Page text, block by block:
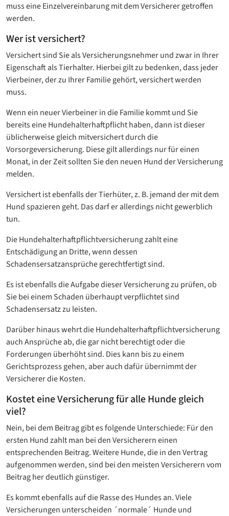
muss eine Einzelvereinbarung mit dem Versicherer getroffen
werden.
Wer ist versichert?
Versichert sind Sie als Versicherungsnehmer und zwar in Ihrer
Eigenschaft als Tierhalter. Hierbei gilt zu bedenken, dass jeder
Vierbeiner, der zu Ihrer Familie gehört, versichert werden
muss.
Wenn ein neuer Vierbeiner in die Familie kommt und Sie
bereits eine Hundehalterhaftpflicht haben, dann ist dieser
üblicherweise gleich mitversichert durch die
Vorsorgeversicherung. Diese gilt allerdings nur für einen
Monat, in der Zeit sollten Sie den neuen Hund der Versicherung
melden.
Versichert ist ebenfalls der Tierhüter, z. B. jemand der mit dem
Hund spazieren geht. Das darf er allerdings nicht gewerblich
tun.
Die Hundehalterhaftpflichtversicherung zahlt eine
Entschädigung an Dritte, wenn dessen
Schadensersatzansprüche gerechtfertigt sind.
Es ist ebenfalls die Aufgabe dieser Versicherung zu prüfen, ob
Sie bei einem Schaden überhaupt verpflichtet sind
Schadensersatz zu leisten.
Darüber hinaus wehrt die Hundehalterhaftpflichtversicherung
auch Ansprüche ab, die gar nicht berechtigt oder die
Forderungen überhöht sind. Dies kann bis zu einem
Gerichtsprozess gehen, aber auch dafür übernimmt der
Versicherer die Kosten.
Kostet eine Versicherung für alle Hunde gleich
viel?
Nein, bei dem Beitrag gibt es folgende Unterschiede: Für den
ersten Hund zahlt man bei den Versicherern einen
entsprechenden Beitrag. Weitere Hunde, die in den Vertrag
aufgenommen werden, sind bei den meisten Versicherern vom
Beitrag her deutlich günstiger.
Es kommt ebenfalls auf die Rasse des Hundes an. Viele
Versicherungen unterscheiden ´normale´ Hunde und